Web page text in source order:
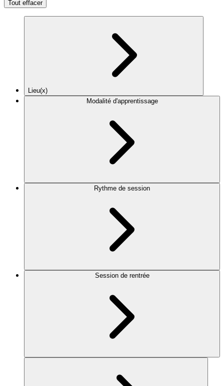
Tout effacer
Lieu(x)
Modalité d'apprentissage
Rythme de session
Session de rentrée